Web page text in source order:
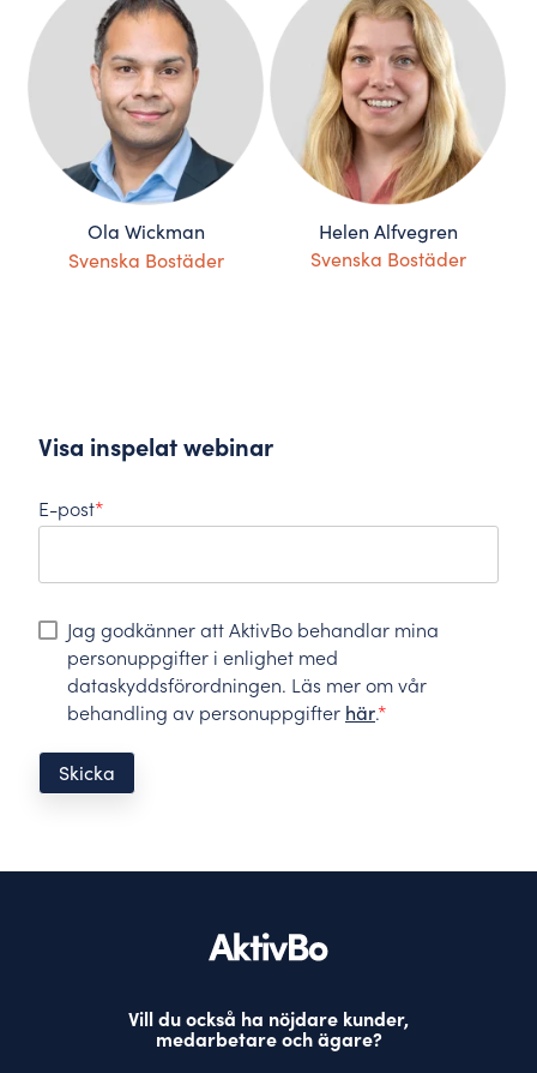
Ola Wickman
Svenska Bostäder
Helen Alfvegren
Svenska Bostäder
Visa inspelat webinar
E-post*
Jag godkänner att AktivBo behandlar mina
personuppgifter i enlighet med
dataskyddsförordningen. Läs mer om vår
behandling av personuppgifter här.*
Vill du också ha nöjdare kunder,
medarbetare och ägare?